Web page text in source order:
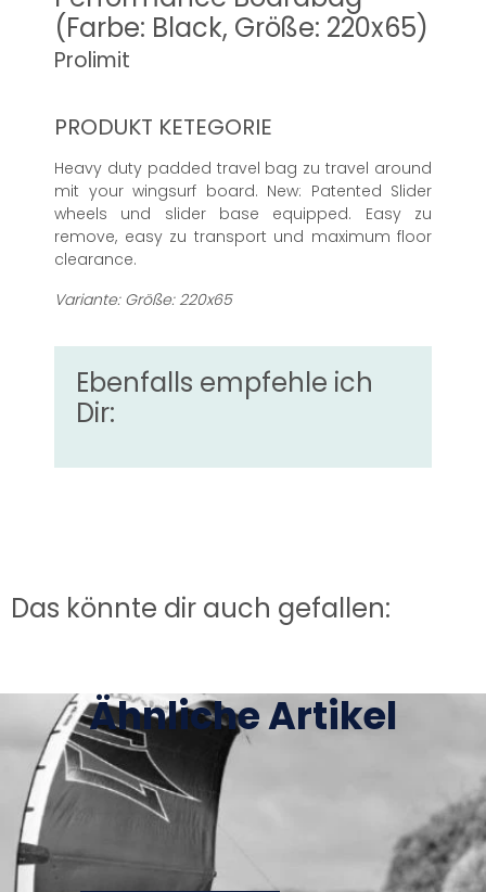
(Farbe: Black, Größe: 220x65)
Prolimit
PRODUKT KETEGORIE
Heavy duty padded travel bag zu travel around
mit your wingsurf board. New: Patented Slider
wheels und slider base equipped. Easy zu
remove, easy zu transport und maximum floor
clearance.
Variante: Größe: 220x65
Ebenfalls empfehle ich
Dir:
Das könnte dir auch gefallen:
Ähnliche Artikel